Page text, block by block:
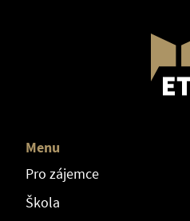
Menu
Pro zájemce
Škola